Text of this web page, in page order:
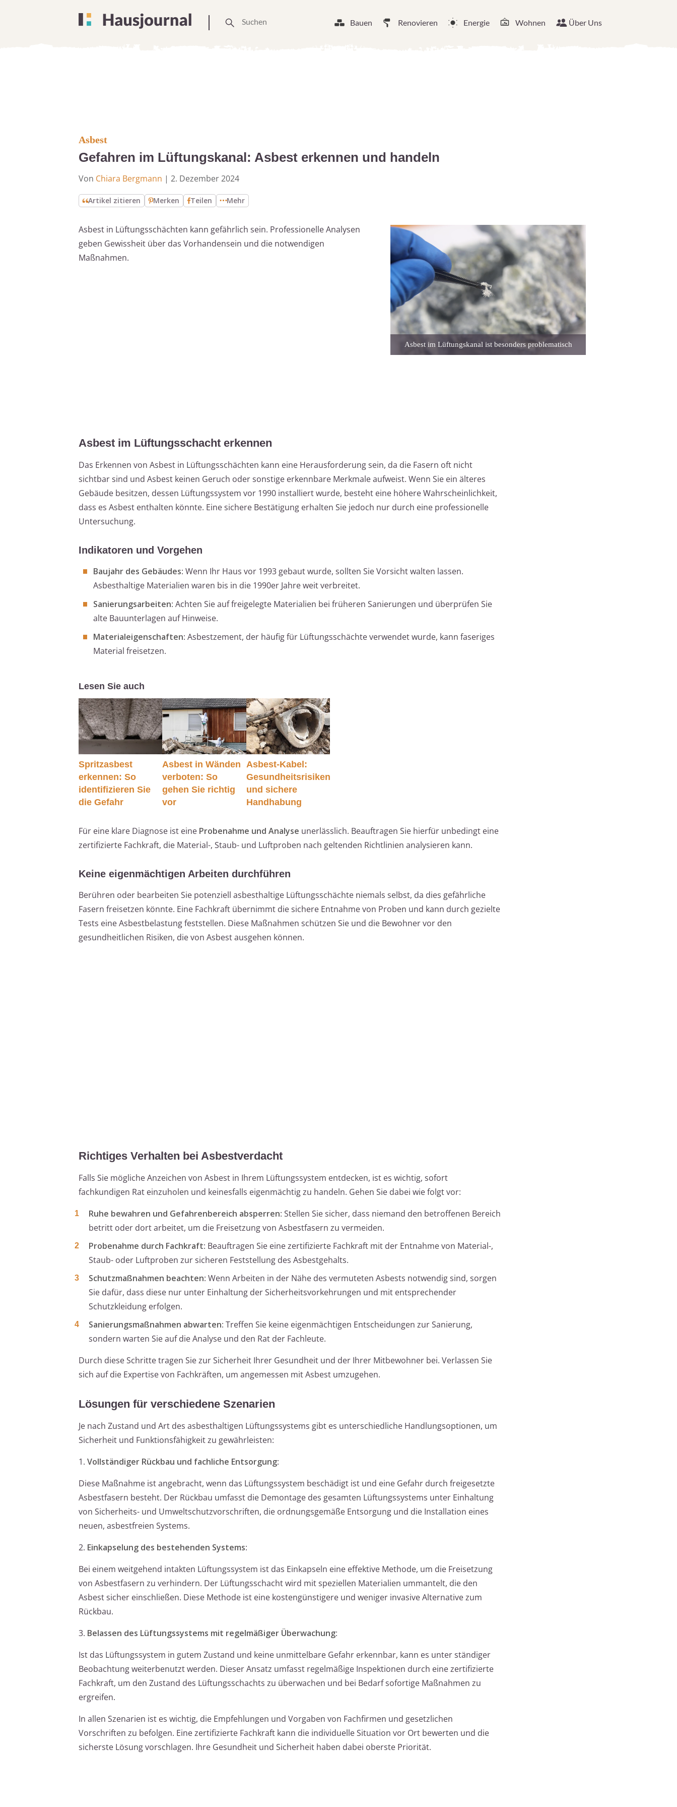
Bauen Renovieren Energie Wohnen Über Uns
Asbest
Gefahren im Lüftungskanal: Asbest erkennen und handeln
Von Chiara Bergmann | 2. Dezember 2024
Artikel zitieren Merken Teilen Mehr
Asbest in Lüftungsschächten kann gefährlich sein. Professionelle Analysen
geben Gewissheit über das Vorhandensein und die notwendigen
Maßnahmen.
Asbest im Lüftungskanal ist besonders problematisch
Asbest im Lüftungsschacht erkennen
Das Erkennen von Asbest in Lüftungsschächten kann eine Herausforderung sein, da die Fasern oft nicht
sichtbar sind und Asbest keinen Geruch oder sonstige erkennbare Merkmale aufweist. Wenn Sie ein älteres
Gebäude besitzen, dessen Lüftungssystem vor 1990 installiert wurde, besteht eine höhere Wahrscheinlichkeit,
dass es Asbest enthalten könnte. Eine sichere Bestätigung erhalten Sie jedoch nur durch eine professionelle
Untersuchung.
Indikatoren und Vorgehen
Baujahr des Gebäudes: Wenn Ihr Haus vor 1993 gebaut wurde, sollten Sie Vorsicht walten lassen.
Asbesthaltige Materialien waren bis in die 1990er Jahre weit verbreitet.
Sanierungsarbeiten: Achten Sie auf freigelegte Materialien bei früheren Sanierungen und überprüfen Sie
alte Bauunterlagen auf Hinweise.
Materialeigenschaften: Asbestzement, der häufig für Lüftungsschächte verwendet wurde, kann faseriges
Material freisetzen.
Lesen Sie auch
Spritzasbest
erkennen: So
identifizieren Sie
die Gefahr
Asbest in Wänden
verboten: So
gehen Sie richtig
vor
Asbest-Kabel:
Gesundheitsrisiken
und sichere
Handhabung
Für eine klare Diagnose ist eine Probenahme und Analyse unerlässlich. Beauftragen Sie hierfür unbedingt eine
zertifizierte Fachkraft, die Material-, Staub- und Luftproben nach geltenden Richtlinien analysieren kann.
Keine eigenmächtigen Arbeiten durchführen
Berühren oder bearbeiten Sie potenziell asbesthaltige Lüftungsschächte niemals selbst, da dies gefährliche
Fasern freisetzen könnte. Eine Fachkraft übernimmt die sichere Entnahme von Proben und kann durch gezielte
Tests eine Asbestbelastung feststellen. Diese Maßnahmen schützen Sie und die Bewohner vor den
gesundheitlichen Risiken, die von Asbest ausgehen können.
Richtiges Verhalten bei Asbestverdacht
Falls Sie mögliche Anzeichen von Asbest in Ihrem Lüftungssystem entdecken, ist es wichtig, sofort
fachkundigen Rat einzuholen und keinesfalls eigenmächtig zu handeln. Gehen Sie dabei wie folgt vor:
Ruhe bewahren und Gefahrenbereich absperren: Stellen Sie sicher, dass niemand den betroffenen Bereich
betritt oder dort arbeitet, um die Freisetzung von Asbestfasern zu vermeiden.
Probenahme durch Fachkraft: Beauftragen Sie eine zertifizierte Fachkraft mit der Entnahme von Material-,
Staub- oder Luftproben zur sicheren Feststellung des Asbestgehalts.
Schutzmaßnahmen beachten: Wenn Arbeiten in der Nähe des vermuteten Asbests notwendig sind, sorgen
Sie dafür, dass diese nur unter Einhaltung der Sicherheitsvorkehrungen und mit entsprechender
Schutzkleidung erfolgen.
Sanierungsmaßnahmen abwarten: Treffen Sie keine eigenmächtigen Entscheidungen zur Sanierung,
sondern warten Sie auf die Analyse und den Rat der Fachleute.
Durch diese Schritte tragen Sie zur Sicherheit Ihrer Gesundheit und der Ihrer Mitbewohner bei. Verlassen Sie
sich auf die Expertise von Fachkräften, um angemessen mit Asbest umzugehen.
Lösungen für verschiedene Szenarien
Je nach Zustand und Art des asbesthaltigen Lüftungssystems gibt es unterschiedliche Handlungsoptionen, um
Sicherheit und Funktionsfähigkeit zu gewährleisten:
1. Vollständiger Rückbau und fachliche Entsorgung:
Diese Maßnahme ist angebracht, wenn das Lüftungssystem beschädigt ist und eine Gefahr durch freigesetzte
Asbestfasern besteht. Der Rückbau umfasst die Demontage des gesamten Lüftungssystems unter Einhaltung
von Sicherheits- und Umweltschutzvorschriften, die ordnungsgemäße Entsorgung und die Installation eines
neuen, asbestfreien Systems.
2. Einkapselung des bestehenden Systems:
Bei einem weitgehend intakten Lüftungssystem ist das Einkapseln eine effektive Methode, um die Freisetzung
von Asbestfasern zu verhindern. Der Lüftungsschacht wird mit speziellen Materialien ummantelt, die den
Asbest sicher einschließen. Diese Methode ist eine kostengünstigere und weniger invasive Alternative zum
Rückbau.
3. Belassen des Lüftungssystems mit regelmäßiger Überwachung:
Ist das Lüftungssystem in gutem Zustand und keine unmittelbare Gefahr erkennbar, kann es unter ständiger
Beobachtung weiterbenutzt werden. Dieser Ansatz umfasst regelmäßige Inspektionen durch eine zertifizierte
Fachkraft, um den Zustand des Lüftungsschachts zu überwachen und bei Bedarf sofortige Maßnahmen zu
ergreifen.
In allen Szenarien ist es wichtig, die Empfehlungen und Vorgaben von Fachfirmen und gesetzlichen
Vorschriften zu befolgen. Eine zertifizierte Fachkraft kann die individuelle Situation vor Ort bewerten und die
sicherste Lösung vorschlagen. Ihre Gesundheit und Sicherheit haben dabei oberste Priorität.